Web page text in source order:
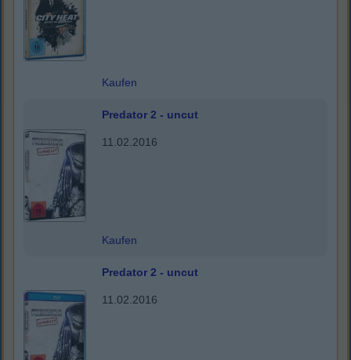
Kaufen
Predator 2 - uncut
11.02.2016
Kaufen
Predator 2 - uncut
11.02.2016